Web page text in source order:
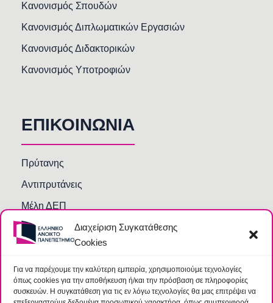
Διαχείριση Συγκατάθεσης
Cookies
Για να παρέχουμε την καλύτερη εμπειρία, χρησιμοποιούμε τεχνολογίες
όπως cookies για την αποθήκευση ή/και την πρόσβαση σε πληροφορίες
συσκευών. Η συγκατάθεση για τις εν λόγω τεχνολογίες θα μας επιτρέψει να
Κανονισμός Σπουδών
Κανονισμός Διπλωματικών Εργασιών
Κανονισμός Διδακτορικών
Κανονισμός Υποτροφιών
ΕΠΙΚΟΙΝΩΝΙΑ
Πρύτανης
Αντιπρυτάνεις
Μέλη ΔΕΠ
Τμήματα και Υπηρεσίες
Γραμματείες Κοσμητειών Σχολών
Βιβλιοθήκη
Συχνές Ερωτήσεις